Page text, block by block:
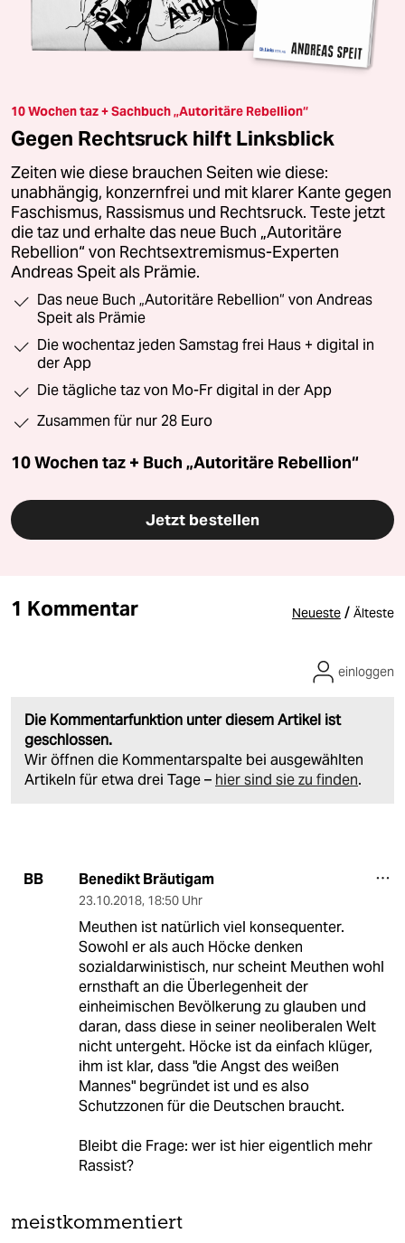
10 Wochen taz + Sachbuch „Autoritäre Rebellion“
Gegen Rechtsruck hilft Linksblick
Zeiten wie diese brauchen Seiten wie diese:
unabhängig, konzernfrei und mit klarer Kante gegen
Faschismus, Rassismus und Rechtsruck. Teste jetzt
die taz und erhalte das neue Buch „Autoritäre
Rebellion“ von Rechtsextremismus-Experten
Andreas Speit als Prämie.
Das neue Buch „Autoritäre Rebellion“ von Andreas
Speit als Prämie
Die wochentaz jeden Samstag frei Haus + digital in
der App
Die tägliche taz von Mo-Fr digital in der App
Zusammen für nur 28 Euro
10 Wochen taz + Buch „Autoritäre Rebellion“
Jetzt bestellen
1 Kommentar Neueste / Älteste
Die Kommentarfunktion unter diesem Artikel ist
geschlossen.
Wir öffnen die Kommentarspalte bei ausgewählten
Artikeln für etwa drei Tage – hier sind sie zu finden.
einloggen
BB Benedikt Bräutigam
23.10.2018, 18:50 Uhr
Meuthen ist natürlich viel konsequenter.
Sowohl er als auch Höcke denken
sozialdarwinistisch, nur scheint Meuthen wohl
ernsthaft an die Überlegenheit der
einheimischen Bevölkerung zu glauben und
daran, dass diese in seiner neoliberalen Welt
nicht untergeht. Höcke ist da einfach klüger,
ihm ist klar, dass "die Angst des weißen
Mannes" begründet ist und es also
Schutzzonen für die Deutschen braucht.
Bleibt die Frage: wer ist hier eigentlich mehr
Rassist?
meistkommentiert